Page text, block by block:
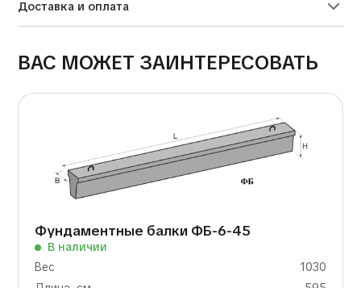
Доставка и оплата
ВАС МОЖЕТ ЗАИНТЕРЕСОВАТЬ
Фундаментные балки ФБ-6-45
В наличии
Вес
1030